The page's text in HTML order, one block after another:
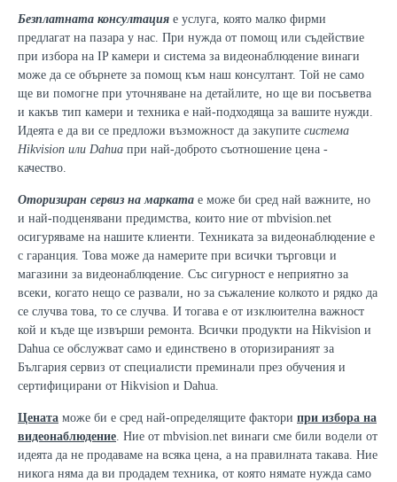
Безплатната консултация е услуга, която малко фирми
предлагат на пазара у нас. При нужда от помощ или съдействие
при избора на IP камери и система за видеонаблюдение винаги
може да се обърнете за помощ към наш консултант. Той не само
ще ви помогне при уточняване на детайлите, но ще ви посъветва
и какъв тип камери и техника е най-подходяща за вашите нужди.
Идеята е да ви се предложи възможност да закупите система
Hikvision или Dahua при най-доброто съотношение цена -
качество.
Оторизиран сервиз на марката е може би сред най важните, но
и най-подценявани предимства, които ние от mbvision.net
осигуряваме на нашите клиенти. Техниката за видеонаблюдение е
с гаранция. Това може да намерите при всички търговци и
магазини за видеонаблюдение. Със сигурност е неприятно за
всеки, когато нещо се развали, но за съжаление колкото и рядко да
се случва това, то се случва. И тогава е от изклюителна важност
кой и къде ще извърши ремонта. Всички продукти на Hikvision и
Dahua се обслужват само и единствено в оторизираният за
България сервиз от специалисти преминали през обучения и
сертифицирани от Hikvision и Dahua.
Цената може би е сред най-определящите фактори при избора на
видеонаблюдение. Ние от mbvision.net винаги сме били водели от
идеята да не продаваме на всяка цена, а на правилната такава. Ние
никога няма да ви продадем техника, от която нямате нужда само